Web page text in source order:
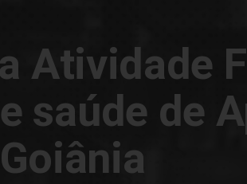
Atividade
saúde de
Goiânia